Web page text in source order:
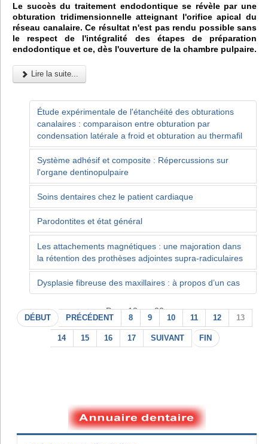
Le succès du traitement endodontique se révèle par une
obturation tridimensionnelle atteignant l'orifice apical du
réseau canalaire. Ce résultat n'est pas rendu possible sans
le respect de l'intégralité des étapes de préparation
endodontique et ce, dès l'ouverture de la chambre pulpaire.
Lire la suite...
Étude expérimentale de l'étanchéité des obturations
canalaires : comparaison entre obturation par
condensation latérale a froid et obturation au thermafil
Système adhésif et composite : Répercussions sur
l'organe dentinopulpaire
Soins dentaires chez le patient cardiaque
Parodontites et état général
Les attachements magnétiques : une majoration dans
la rétention des prothèses adjointes supra-radiculaires
Dysplasie fibreuse des maxillaires : à propos d’un cas
Page 13 sur 22
DÉBUT PRÉCÉDENT 8 9 10 11 12 13
14 15 16 17 SUIVANT FIN